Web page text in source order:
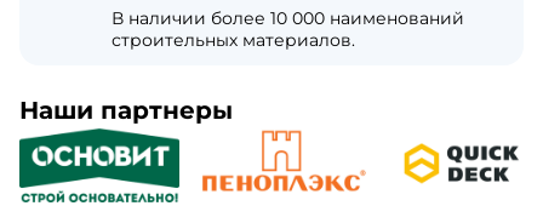
В наличии более 10 000 наименований
строительных материалов.
Наши партнеры